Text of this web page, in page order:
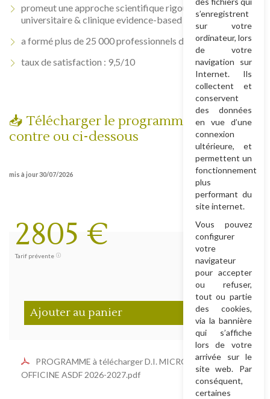
promeut une approche scientifique rigoureuse, expertise
universitaire & clinique evidence-based
a formé plus de 25 000 professionnels depuis 2001
taux de satisfaction : 9,5/10
📥 Télécharger le programme détaillé ci-
contre ou ci-dessous
mis à jour 30/07/2026
2805 €
Tarif prévente
3740 €
Prix
Ajouter au panier
PROGRAMME à télécharger D.I. MICRONUTRITION
OFFICINE ASDF 2026-2027.pdf
s’enregistrent
sur votre
ordinateur, lors
de votre
navigation sur
Internet. Ils
collectent et
conservent
des données
en vue d’une
connexion
ultérieure, et
permettent un
fonctionnement
plus
performant du
site internet.
Vous pouvez
configurer
votre
navigateur
pour accepter
ou refuser,
tout ou partie
des cookies,
via la bannière
qui s’affiche
lors de votre
arrivée sur le
site web. Par
conséquent,
certaines